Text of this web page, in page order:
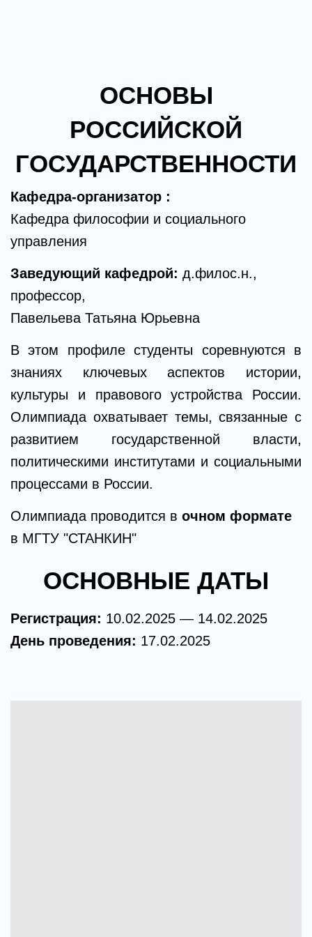
ОСНОВЫ
РОССИЙСКОЙ
ГОСУДАРСТВЕННОСТИ
Кафедра-организатор :
Кафедра философии и социального
управления
Заведующий кафедрой: д.филос.н.,
профессор,
Павельева Татьяна Юрьевна
В этом профиле студенты соревнуются в
знаниях ключевых аспектов истории,
культуры и правового устройства России.
Олимпиада охватывает темы, связанные с
развитием государственной власти,
политическими институтами и социальными
процессами в России.
Олимпиада проводится в очном формате
в МГТУ "СТАНКИН"
ОСНОВНЫЕ ДАТЫ
Регистрация: 10.02.2025 — 14.02.2025
День проведения: 17.02.2025